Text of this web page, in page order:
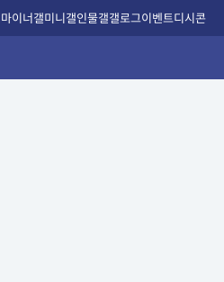
마이너갤미니갤인물갤갤로그이벤트디시콘